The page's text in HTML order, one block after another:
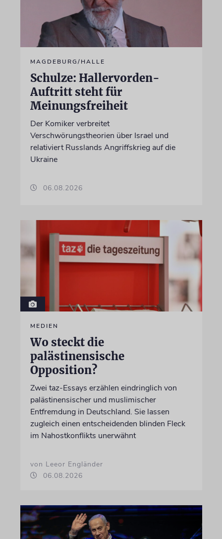
MAGDEBURG/HALLE
Schulze: Hallervorden-
Auftritt steht für
Meinungsfreiheit
Der Komiker verbreitet
Verschwörungstheorien über Israel und
relativiert Russlands Angriffskrieg auf die
Ukraine
06.08.2026
MEDIEN
Wo steckt die
palästinensische
Opposition?
Zwei taz-Essays erzählen eindringlich von
palästinensischer und muslimischer
Entfremdung in Deutschland. Sie lassen
zugleich einen entscheidenden blinden Fleck
im Nahostkonflikts unerwähnt
von Leeor Engländer
06.08.2026